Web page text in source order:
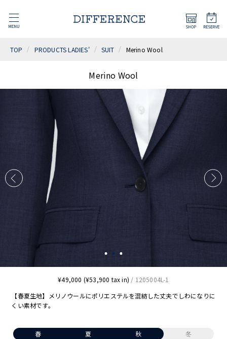
TOP PRODUCTS LADIES' SUIT Merino Wool
Merino Wool
¥49,000 (¥53,900 tax in) / 1205004L-1
【春夏生地】メリノウールにポリエステルを混紡した丈夫でしわになりに
くい素材です。
春 夏 秋 冬